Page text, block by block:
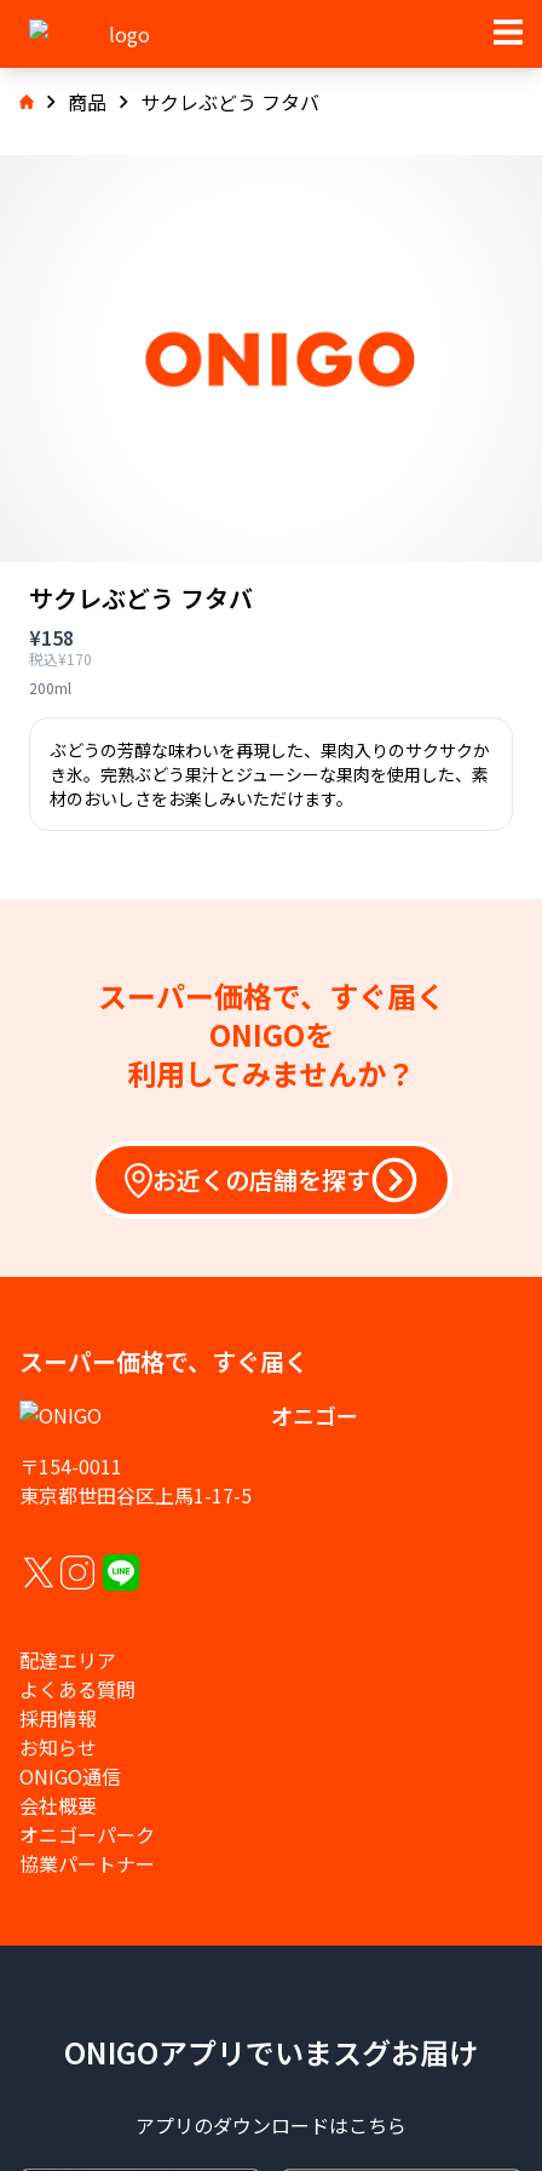
商品 サクレぶどう フタバ
サクレぶどう フタバ
¥158
税込¥170
200ml
ぶどうの芳醇な味わいを再現した、果肉入りのサクサクか
き氷。完熟ぶどう果汁とジューシーな果肉を使用した、素
材のおいしさをお楽しみいただけます。
スーパー価格で、すぐ届く
ONIGOを
利用してみませんか？
お近くの店舗を探す
スーパー価格で、すぐ届く
オニゴー
〒154-0011
東京都世田谷区上馬1-17-5
配達エリア
よくある質問
採用情報
お知らせ
ONIGO通信
会社概要
オニゴーパーク
協業パートナー
ONIGOアプリでいまスグお届け
アプリのダウンロードはこちら